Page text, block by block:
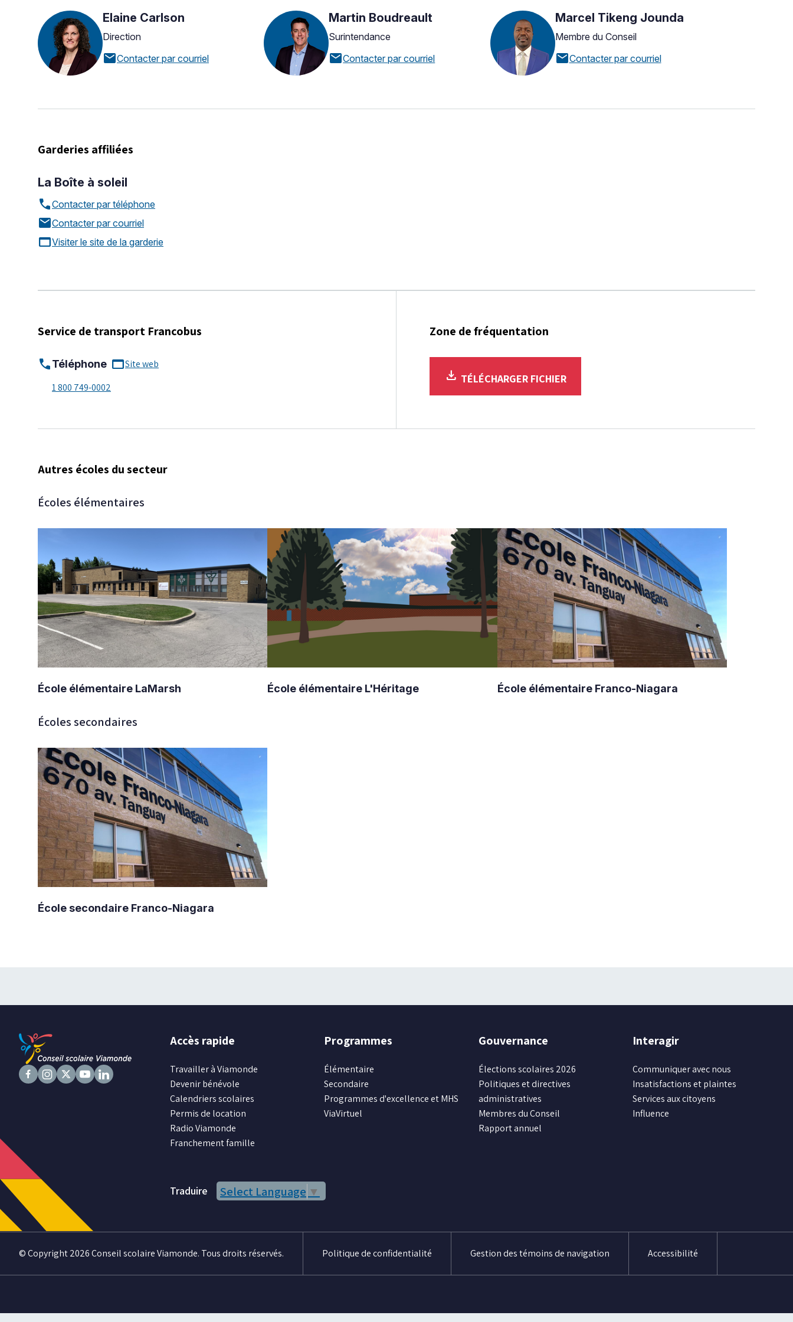
Elaine Carlson
Direction
mailContacter par courriel
Martin Boudreault
Surintendance
mailContacter par courriel
Marcel Tikeng Jounda
Membre du Conseil
mailContacter par courriel
Garderies affiliées
La Boîte à soleil
callContacter par téléphone
mailContacter par courriel
web_assetVisiter le site de la garderie
Service de transport Francobus
callTéléphone
1 800 749-0002
web_assetSite web
Zone de fréquentation
download TÉLÉCHARGER FICHIER
Autres écoles du secteur
Écoles élémentaires
École élémentaire LaMarsh École élémentaire L'Héritage École élémentaire Franco-Niagara
Écoles secondaires
École secondaire Franco-Niagara
Accès rapide
Travailler à Viamonde
Devenir bénévole
Calendriers scolaires
Permis de location
Radio Viamonde
Franchement famille
Programmes
Élémentaire
Secondaire
Programmes d'excellence et MHS
ViaVirtuel
Gouvernance
Élections scolaires 2026
Politiques et directives
administratives
Membres du Conseil
Rapport annuel
Interagir
Communiquer avec nous
Insatisfactions et plaintes
Services aux citoyens
Influence
Traduire Select Language ▼
© Copyright 2026 Conseil scolaire Viamonde. Tous droits réservés. Politique de confidentialité Gestion des témoins de navigation Accessibilité